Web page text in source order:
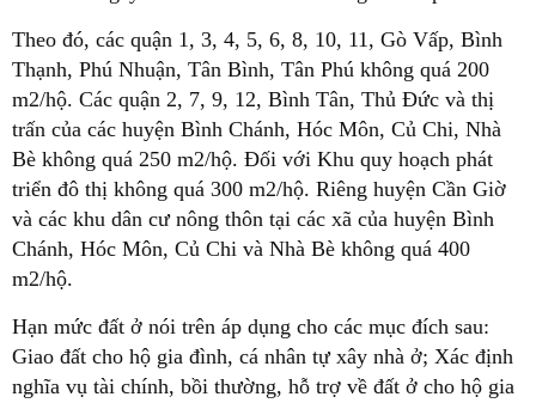
Theo đó, các quận 1, 3, 4, 5, 6, 8, 10, 11, Gò Vấp, Bình
Thạnh, Phú Nhuận, Tân Bình, Tân Phú không quá 200
m2/hộ. Các quận 2, 7, 9, 12, Bình Tân, Thủ Đức và thị
trấn của các huyện Bình Chánh, Hóc Môn, Củ Chi, Nhà
Bè không quá 250 m2/hộ. Đối với Khu quy hoạch phát
triển đô thị không quá 300 m2/hộ. Riêng huyện Cần Giờ
và các khu dân cư nông thôn tại các xã của huyện Bình
Chánh, Hóc Môn, Củ Chi và Nhà Bè không quá 400
m2/hộ.
Hạn mức đất ở nói trên áp dụng cho các mục đích sau:
Giao đất cho hộ gia đình, cá nhân tự xây nhà ở; Xác định
nghĩa vụ tài chính, bồi thường, hỗ trợ về đất ở cho hộ gia